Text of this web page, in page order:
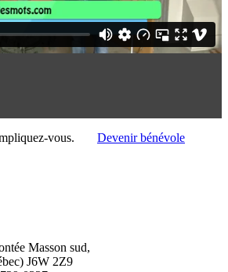
vous. Devenir bénévole
Masson sud,
J6W 2Z9